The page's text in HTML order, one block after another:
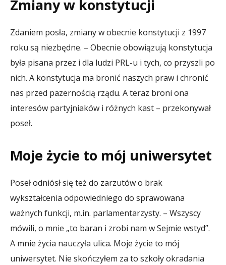
Zmiany w konstytucji
Zdaniem posła, zmiany w obecnie konstytucji z 1997
roku są niezbędne. – Obecnie obowiązują konstytucja
była pisana przez i dla ludzi PRL-u i tych, co przyszli po
nich. A konstytucja ma bronić naszych praw i chronić
nas przed pazernością rządu. A teraz broni ona
interesów partyjniaków i różnych kast – przekonywał
poseł.
Moje życie to mój uniwersytet
Poseł odniósł się też do zarzutów o brak
wykształcenia odpowiedniego do sprawowana
ważnych funkcji, m.in. parlamentarzysty. – Wszyscy
mówili, o mnie „to baran i zrobi nam w Sejmie wstyd”.
A mnie życia nauczyła ulica. Moje życie to mój
uniwersytet. Nie skończyłem za to szkoły okradania